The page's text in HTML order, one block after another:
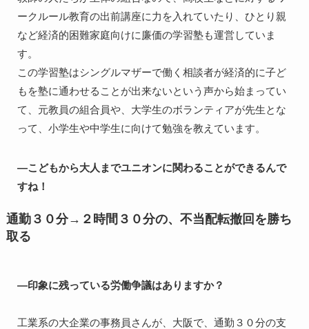
ークルール教育の出前講座に力を入れていたり、ひとり親
など経済的困難家庭向けに廉価の学習塾も運営していま
す。
この学習塾はシングルマザーで働く相談者が経済的に子ど
もを塾に通わせることが出来ないという声から始まってい
て、元教員の組合員や、大学生のボランティアが先生とな
って、小学生や中学生に向けて勉強を教えています。
―こどもから大人までユニオンに関わることができるんで
すね！
通勤３０分→２時間３０分の、不当配転撤回を勝ち
取る
―印象に残っている労働争議はありますか？
工業系の大企業の事務員さんが、大阪で、通勤３０分の支